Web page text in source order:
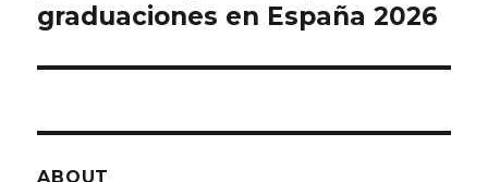
graduaciones en España 2026
ABOUT